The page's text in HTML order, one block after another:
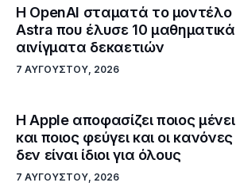
Η OpenAI σταματά το μοντέλο
Astra που έλυσε 10 μαθηματικά
αινίγματα δεκαετιών
7 ΑΥΓΟΎΣΤΟΥ, 2026
Η Apple αποφασίζει ποιος μένει
και ποιος φεύγει και οι κανόνες
δεν είναι ίδιοι για όλους
7 ΑΥΓΟΎΣΤΟΥ, 2026